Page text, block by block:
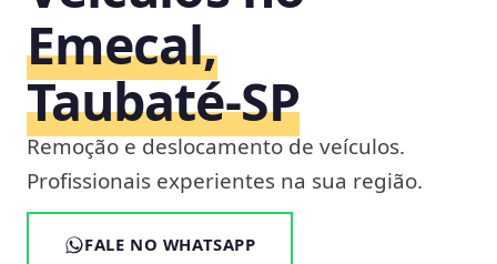
Emecal,
Taubaté‑SP
Remoção e deslocamento de veículos.
Profissionais experientes na sua região.
FALE NO WHATSAPP